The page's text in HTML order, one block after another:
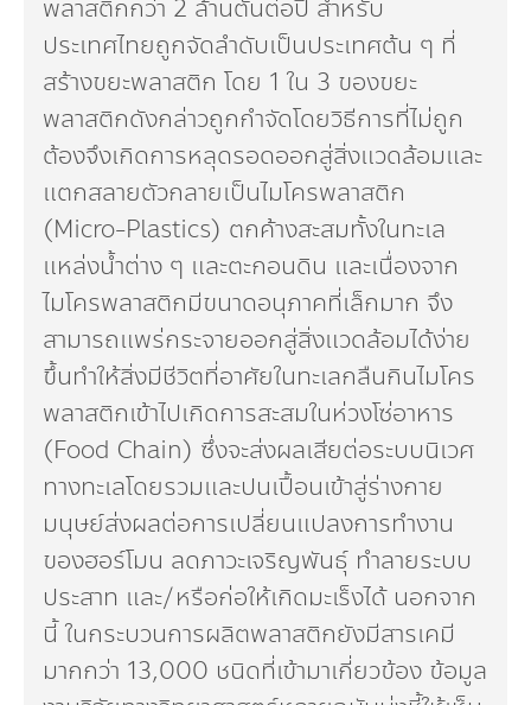
พลาสติกกว่า 2 ล้านตันต่อปี สำหรับ
ประเทศไทยถูกจัดลำดับเป็นประเทศต้น ๆ ที่
สร้างขยะพลาสติก โดย 1 ใน 3 ของขยะ
พลาสติกดังกล่าวถูกกำจัดโดยวิธีการที่ไม่ถูก
ต้องจึงเกิดการหลุดรอดออกสู่สิ่งแวดล้อมและ
แตกสลายตัวกลายเป็นไมโครพลาสติก
(Micro-Plastics) ตกค้างสะสมทั้งในทะเล
แหล่งน้ำต่าง ๆ และตะกอนดิน และเนื่องจาก
ไมโครพลาสติกมีขนาดอนุภาคที่เล็กมาก จึง
สามารถแพร่กระจายออกสู่สิ่งแวดล้อมได้ง่าย
ขึ้นทำให้สิ่งมีชีวิตที่อาศัยในทะเลกลืนกินไมโคร
พลาสติกเข้าไปเกิดการสะสมในห่วงโซ่อาหาร
(Food Chain) ซึ่งจะส่งผลเสียต่อระบบนิเวศ
ทางทะเลโดยรวมและปนเปื้อนเข้าสู่ร่างกาย
มนุษย์ส่งผลต่อการเปลี่ยนแปลงการทำงาน
ของฮอร์โมน ลดภาวะเจริญพันธุ์ ทำลายระบบ
ประสาท และ/หรือก่อให้เกิดมะเร็งได้ นอกจาก
นี้ ในกระบวนการผลิตพลาสติกยังมีสารเคมี
มากกว่า 13,000 ชนิดที่เข้ามาเกี่ยวข้อง ข้อมูล